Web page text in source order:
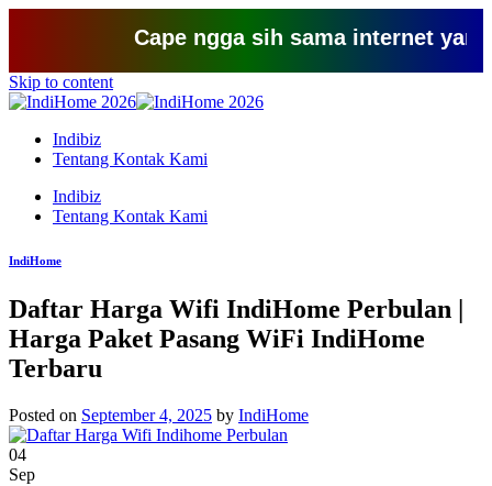
Cape ngga sih sama internet yang
Skip to content
Indibiz
Tentang Kontak Kami
Indibiz
Tentang Kontak Kami
IndiHome
Daftar Harga Wifi IndiHome Perbulan |
Harga Paket Pasang WiFi IndiHome
Terbaru
Posted on September 4, 2025 by IndiHome
04
Sep